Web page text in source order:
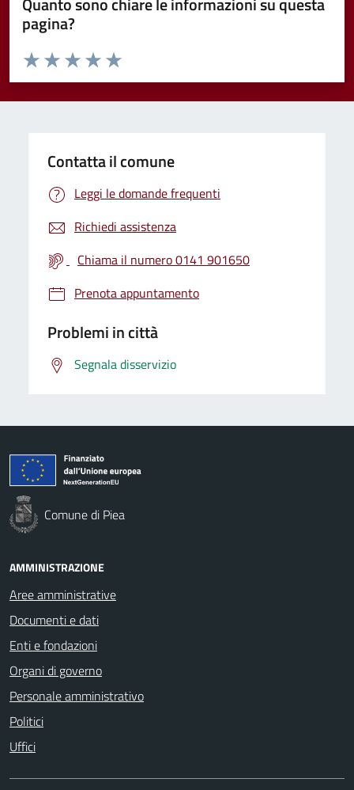
pagina?
Valuta da 1 a 5 stelle la pagina
Valuta 5 stelle su 5
Valuta 4 stelle su 5
Valuta 3 stelle su 5
Valuta 2 stelle su 5
Valuta 1 stelle su 5
Contatta il comune
Leggi le domande frequenti
Richiedi assistenza
Chiama il numero 0141 901650
Prenota appuntamento
Problemi in città
Segnala disservizio
Comune di Piea
AMMINISTRAZIONE
Aree amministrative
Documenti e dati
Enti e fondazioni
Organi di governo
Personale amministrativo
Politici
Uffici